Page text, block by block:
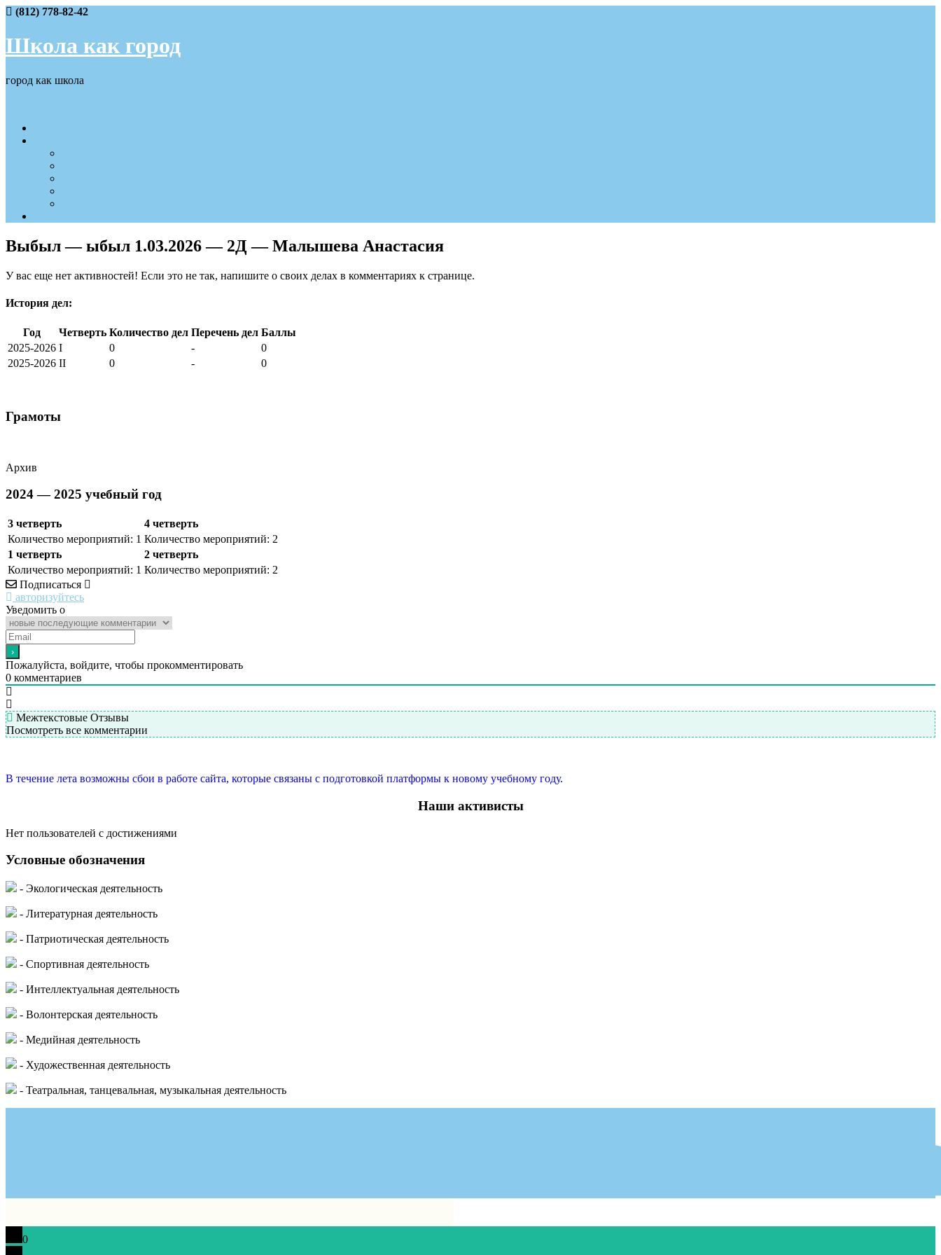
Skip
content
(812) 778-82-42
Школа как город
город как школа
Выбыл — ыбыл 1.03.2026 — 2Д — Малышева Анастасия
У вас еще нет активностей! Если это не так, напишите о своих делах в комментариях к странице.
История дел:
Год Четверть Количество дел Перечень дел Баллы
2025-2026 I 0 -
0
2025-2026 II 0 - 0
Грамоты
Архив
2024 — 2025 учебный год
3 четверть
4 четверть
Количество мероприятий: 1 Количество мероприятий: 2
1 четверть
2 четверть
Количество мероприятий: 1 Количество мероприятий: 2
Подписаться
авторизуйтесь
Уведомить о
Пожалуйста, войдите, чтобы прокомментировать
0 комментариев
Межтекстовые Отзывы
Посмотреть все комментарии
В течение лета возможны сбои в работе сайта, которые связаны с подготовкой платформы к новому учебному году.
Наши активисты
Нет пользователей с достижениями
Условные обозначения
- Экологическая деятельность
- Литературная деятельность
- Патриотическая деятельность
- Спортивная деятельность
- Интеллектуальная деятельность
- Волонтерская деятельность
- Медийная деятельность
- Художественная деятельность
- Театральная, танцевальная, музыкальная деятельность
0